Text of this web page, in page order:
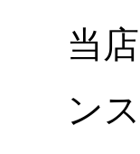
当
ン